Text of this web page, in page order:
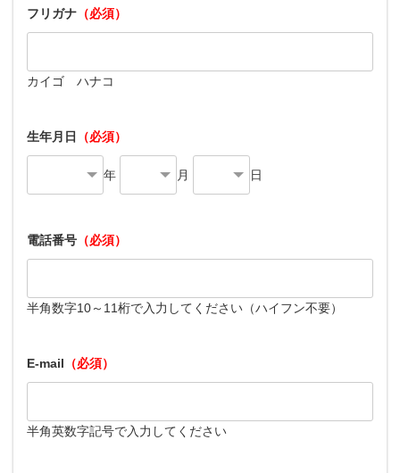
フリガナ （必須）
カイゴ ハナコ
生年月日 （必須）
年 月 日
電話番号 （必須）
半角数字10～11桁で入力してください（ハイフン不要）
E-mail （必須）
半角英数字記号で入力してください